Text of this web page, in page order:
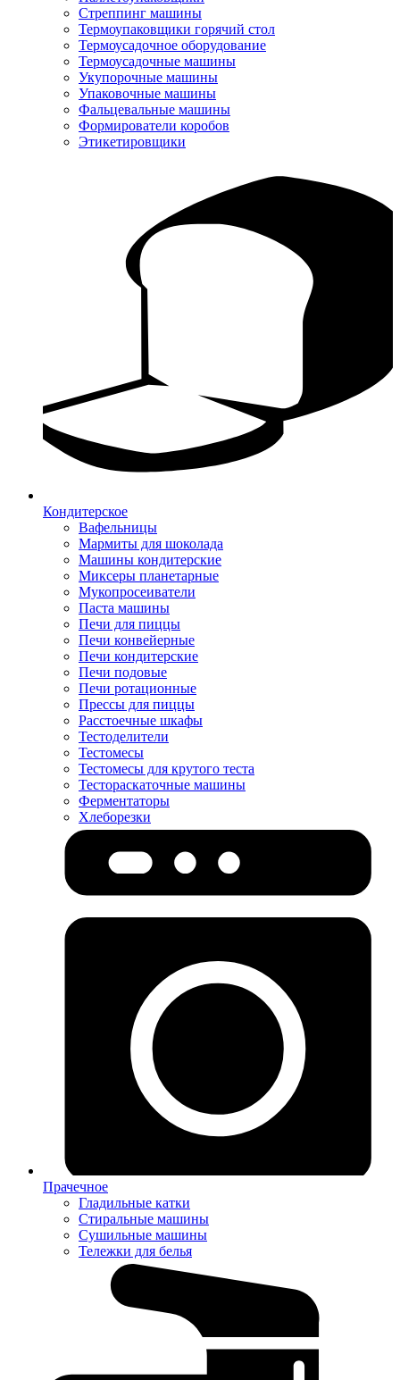
Стреппинг машины
Термоупаковщики горячий стол
Термоусадочное оборудование
Термоусадочные машины
Укупорочные машины
Упаковочные машины
Фальцевальные машины
Формирователи коробов
Этикетировщики
Кондитерское
Вафельницы
Мармиты для шоколада
Машины кондитерские
Миксеры планетарные
Мукопросеиватели
Паста машины
Печи для пиццы
Печи конвейерные
Печи кондитерские
Печи подовые
Печи ротационные
Прессы для пиццы
Расстоечные шкафы
Тестоделители
Тестомесы
Тестомесы для крутого теста
Тестораскаточные машины
Ферментаторы
Хлеборезки
Прачечное
Гладильные катки
Стиральные машины
Сушильные машины
Тележки для белья